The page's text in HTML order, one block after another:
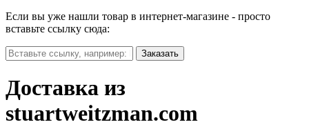
Если вы уже нашли товар в интернет-магазине - просто
вставьте ссылку сюда:
Доставка из
stuartweitzman.com